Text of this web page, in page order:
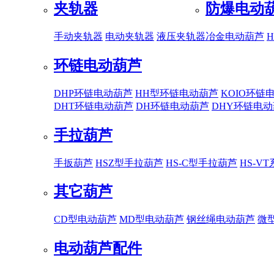
夹轨器
手动夹轨器 电动夹轨器 液压夹轨器
防爆电动
冶金电动葫芦
环链电动葫芦
DHP环链电动葫芦 HH型环链电动葫芦 KOIO环链
DHT环链电动葫芦 DH环链电动葫芦 DHY环链电
手拉葫芦
手扳葫芦 HSZ型手拉葫芦 HS-C型手拉葫芦 HS-VT
其它葫芦
CD型电动葫芦 MD型电动葫芦 钢丝绳电动葫芦 微
电动葫芦配件